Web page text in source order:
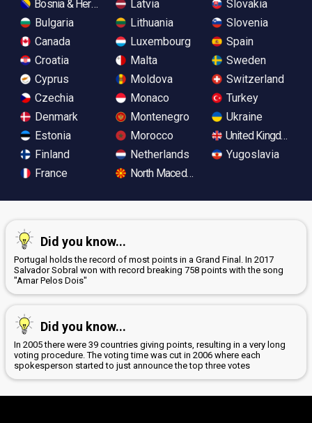
Bosnia & Herzegovina
Bulgaria
Canada
Croatia
Cyprus
Czechia
Denmark
Estonia
Finland
France
Latvia
Lithuania
Luxembourg
Malta
Moldova
Monaco
Montenegro
Morocco
Netherlands
North Macedonia
Slovakia
Slovenia
Spain
Sweden
Switzerland
Turkey
Ukraine
United Kingdom
Yugoslavia
Did you know...
Portugal holds the record of most points in a Grand Final. In 2017
Salvador Sobral won with record breaking 758 points with the song
"Amar Pelos Dois"
Did you know...
In 2005 there were 39 countries giving points, resulting in a very long
voting procedure. The voting time was cut in 2006 where each
spokesperson started to just announce the top three votes